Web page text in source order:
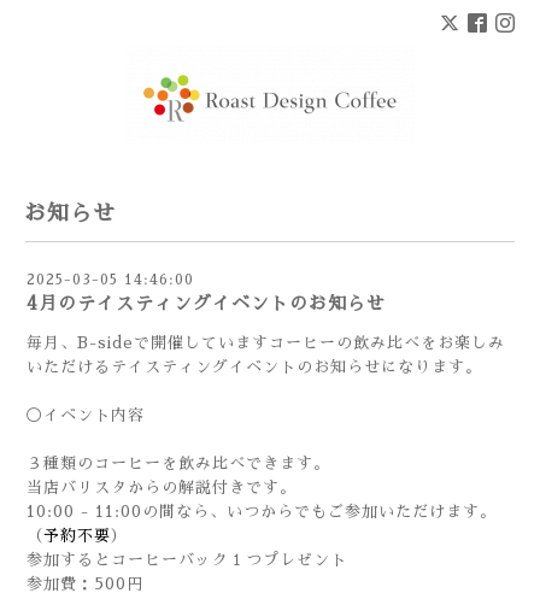
お知らせ
2025-03-05 14:46:00
4月のテイスティングイベントのお知らせ
毎月、B-sideで開催していますコーヒーの飲み比べをお楽しみ
いただけるテイスティングイベントのお知らせになります。
◯イベント内容
３種類のコーヒーを飲み比べできます。
当店バリスタからの解説付きです。
10:00 - 11:00の間なら、いつからでもご参加いただけます。
（予約不要）
参加するとコーヒーバック１つプレゼント
参加費：500円